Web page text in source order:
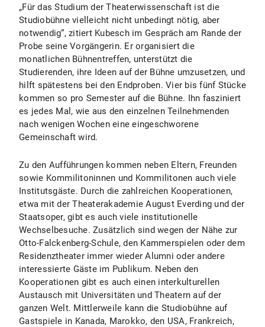
„Für das Studium der Theaterwissenschaft ist die
Studiobühne vielleicht nicht unbedingt nötig, aber
notwendig“, zitiert Kubesch im Gespräch am Rande der
Probe seine Vorgängerin. Er organisiert die
monatlichen Bühnentreffen, unterstützt die
Studierenden, ihre Ideen auf der Bühne umzusetzen, und
hilft spätestens bei den Endproben. Vier bis fünf Stücke
kommen so pro Semester auf die Bühne. Ihn fasziniert
es jedes Mal, wie aus den einzelnen Teilnehmenden
nach wenigen Wochen eine eingeschworene
Gemeinschaft wird.
Zu den Aufführungen kommen neben Eltern, Freunden
sowie Kommilitoninnen und Kommilitonen auch viele
Institutsgäste. Durch die zahlreichen Kooperationen,
etwa mit der Theaterakademie August Everding und der
Staatsoper, gibt es auch viele institutionelle
Wechselbesuche. Zusätzlich sind wegen der Nähe zur
Otto-Falckenberg-Schule, den Kammerspielen oder dem
Residenztheater immer wieder Alumni oder andere
interessierte Gäste im Publikum. Neben den
Kooperationen gibt es auch einen interkulturellen
Austausch mit Universitäten und Theatern auf der
ganzen Welt. Mittlerweile kann die Studiobühne auf
Gastspiele in Kanada, Marokko, den USA, Frankreich,